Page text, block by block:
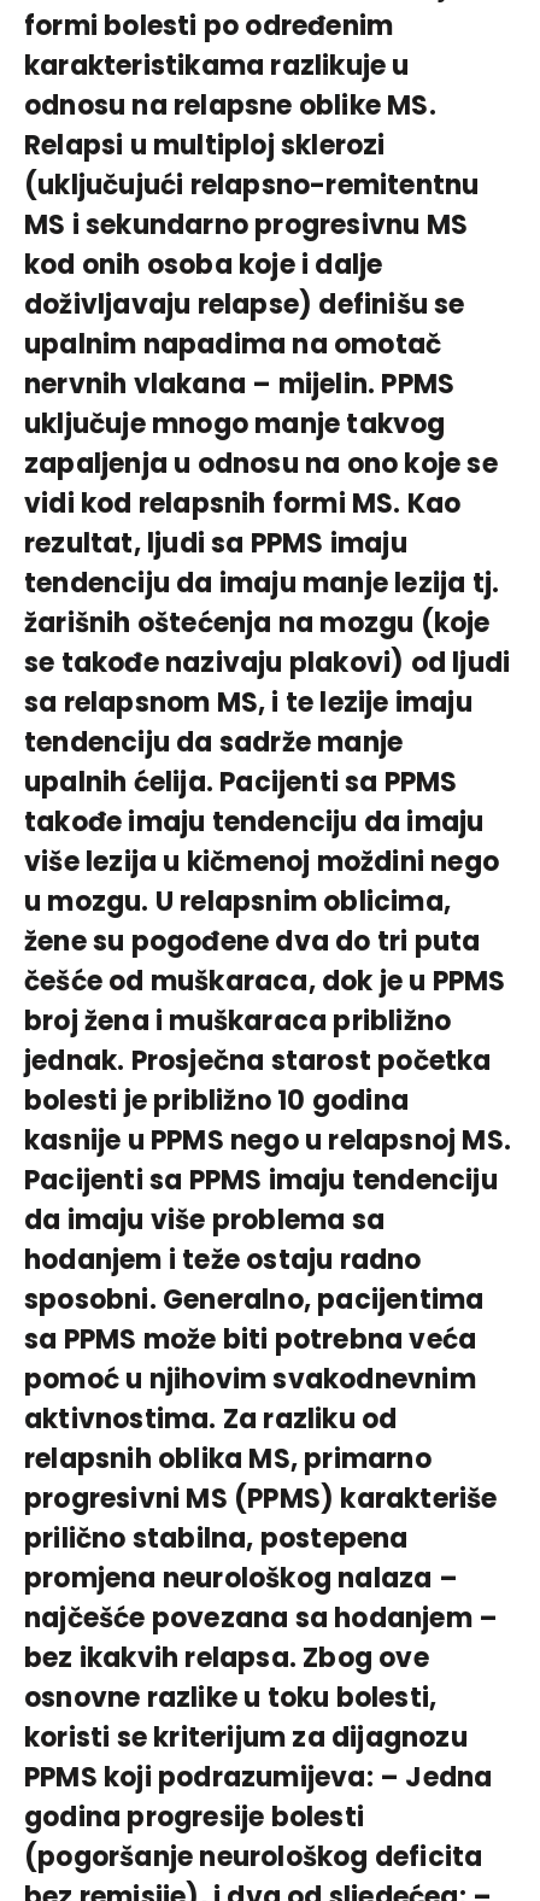
formi bolesti po određenim
karakteristikama razlikuje u
odnosu na relapsne oblike MS.
Relapsi u multiploj sklerozi
(uključujući relapsno-remitentnu
MS i sekundarno progresivnu MS
kod onih osoba koje i dalje
doživljavaju relapse) definišu se
upalnim napadima na omotač
nervnih vlakana – mijelin. PPMS
uključuje mnogo manje takvog
zapaljenja u odnosu na ono koje se
vidi kod relapsnih formi MS. Kao
rezultat, ljudi sa PPMS imaju
tendenciju da imaju manje lezija tj.
žarišnih oštećenja na mozgu (koje
se takođe nazivaju plakovi) od ljudi
sa relapsnom MS, i te lezije imaju
tendenciju da sadrže manje
upalnih ćelija. Pacijenti sa PPMS
takođe imaju tendenciju da imaju
više lezija u kičmenoj moždini nego
u mozgu. U relapsnim oblicima,
žene su pogođene dva do tri puta
češće od muškaraca, dok je u PPMS
broj žena i muškaraca približno
jednak. Prosječna starost početka
bolesti je približno 10 godina
kasnije u PPMS nego u relapsnoj MS.
Pacijenti sa PPMS imaju tendenciju
da imaju više problema sa
hodanjem i teže ostaju radno
sposobni. Generalno, pacijentima
sa PPMS može biti potrebna veća
pomoć u njihovim svakodnevnim
aktivnostima. Za razliku od
relapsnih oblika MS, primarno
progresivni MS (PPMS) karakteriše
prilično stabilna, postepena
promjena neurološkog nalaza –
najčešće povezana sa hodanjem –
bez ikakvih relapsa. Zbog ove
osnovne razlike u toku bolesti,
koristi se kriterijum za dijagnozu
PPMS koji podrazumijeva: – Jedna
godina progresije bolesti
(pogoršanje neurološkog deficita